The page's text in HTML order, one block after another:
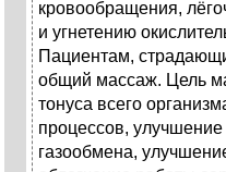
кровообращения,
и угнетению
Пациентам,
общий массаж. Цель
тонуса всего
процессов, улучшение
газообмена,